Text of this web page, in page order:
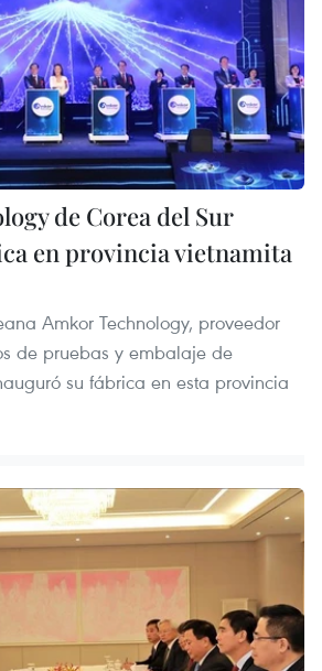
de Corea del Sur
en provincia vietnamita
Amkor Technology, proveedor
de pruebas y embalaje de
su fábrica en esta provincia